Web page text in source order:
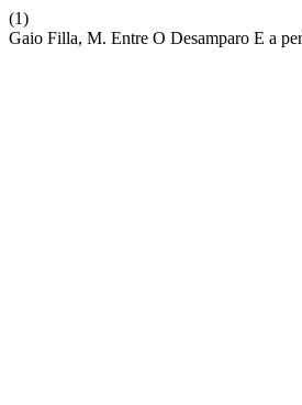
(1)
Gaio Filla, M. Entre O Desamparo E a